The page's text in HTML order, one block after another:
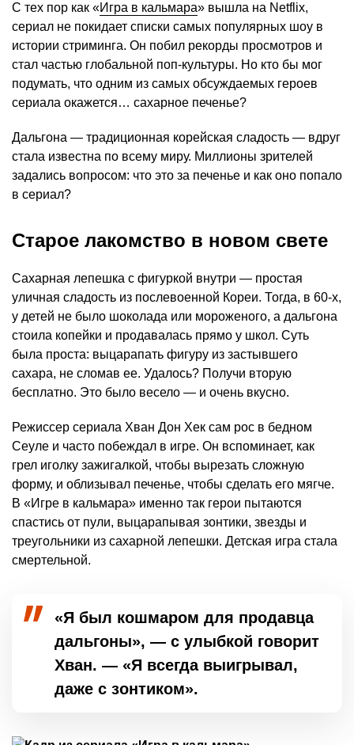
С тех пор как «Игра в кальмара» вышла на Netflix,
сериал не покидает списки самых популярных шоу в
истории стриминга. Он побил рекорды просмотров и
стал частью глобальной поп-культуры. Но кто бы мог
подумать, что одним из самых обсуждаемых героев
сериала окажется… сахарное печенье?
Дальгона — традиционная корейская сладость — вдруг
стала известна по всему миру. Миллионы зрителей
задались вопросом: что это за печенье и как оно попало
в сериал?
Старое лакомство в новом свете
Сахарная лепешка с фигуркой внутри — простая
уличная сладость из послевоенной Кореи. Тогда, в 60-х,
у детей не было шоколада или мороженого, а дальгона
стоила копейки и продавалась прямо у школ. Суть
была проста: выцарапать фигуру из застывшего
сахара, не сломав ее. Удалось? Получи вторую
бесплатно. Это было весело — и очень вкусно.
Режиссер сериала Хван Дон Хек сам рос в бедном
Сеуле и часто побеждал в игре. Он вспоминает, как
грел иголку зажигалкой, чтобы вырезать сложную
форму, и облизывал печенье, чтобы сделать его мягче.
В «Игре в кальмара» именно так герои пытаются
спастись от пули, выцарапывая зонтики, звезды и
треугольники из сахарной лепешки. Детская игра стала
смертельной.
«Я был кошмаром для продавца
дальгоны», — с улыбкой говорит
Хван. — «Я всегда выигрывал,
даже с зонтиком».